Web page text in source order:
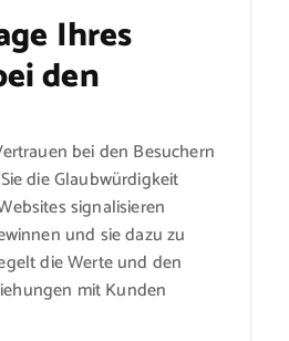
Ihres
den
bei den Besuchern
die Glaubwürdigkeit
signalisieren
und sie dazu zu
die Werte und den
mit Kunden